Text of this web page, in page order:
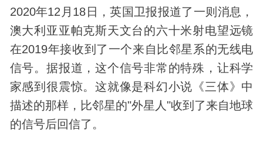
2020年12月18日，英国卫报报道了一则消息，
澳大利亚亚帕克斯天文台的六十米射电望远镜
在2019年接收到了一个来自比邻星系的无线电
信号。据报道，这个信号非常的特殊，让科学
家感到很震惊。这就像是科幻小说《三体》中
描述的那样，比邻星的"外星人"收到了来自地球
的信号后回信了。